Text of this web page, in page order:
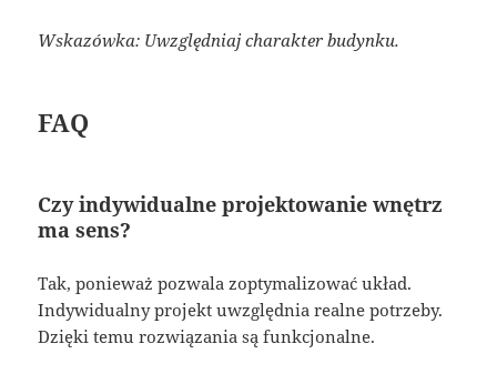
Wskazówka: Uwzględniaj charakter budynku.
FAQ
Czy indywidualne projektowanie wnętrz
ma sens?
Tak, ponieważ pozwala zoptymalizować układ.
Indywidualny projekt uwzględnia realne potrzeby.
Dzięki temu rozwiązania są funkcjonalne.